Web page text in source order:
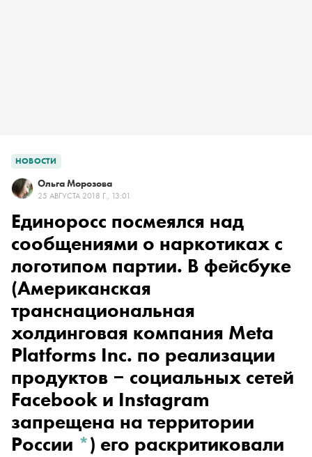
НОВОСТИ
Ольга Морозова
25 АВГУСТА 2018 Г., 13:01
Единоросс посмеялся над
сообщениями о наркотиках с
логотипом партии. В фейсбуке
(Американская
транснациональная
холдинговая компания Meta
Platforms Inc. по реализации
продуктов ‒ социальных сетей
Facebook и Instagram
запрещена на территории
России *) его раскритиковали